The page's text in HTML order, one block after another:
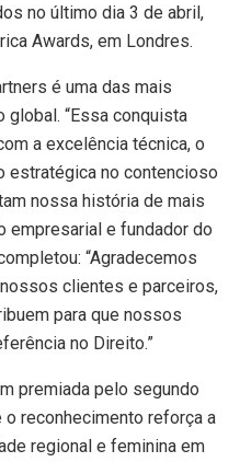
no último dia 3 de abril,
Awards, em Londres.
é uma das mais
“Essa conquista
a excelência técnica, o
estratégica no contencioso
nossa história de mais
empresarial e fundador do
“Agradecemos
clientes e parceiros,
para que nossos
no Direito.”
premiada pelo segundo
reconhecimento reforça a
regional e feminina em